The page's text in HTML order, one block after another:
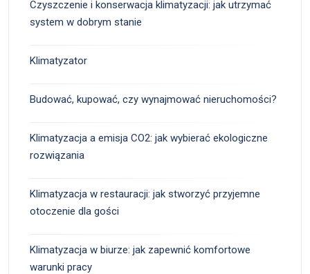
Czyszczenie i konserwacja klimatyzacji: jak utrzymać
system w dobrym stanie
Klimatyzator
Budować, kupować, czy wynajmować nieruchomości?
Klimatyzacja a emisja CO2: jak wybierać ekologiczne
rozwiązania
Klimatyzacja w restauracji: jak stworzyć przyjemne
otoczenie dla gości
Klimatyzacja w biurze: jak zapewnić komfortowe
warunki pracy